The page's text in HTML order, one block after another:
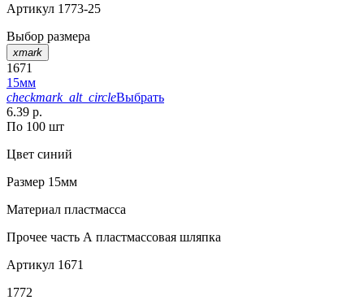
Артикул 1773-25
Выбор размера
xmark
1671
15мм
checkmark_alt_circleВыбрать
6.39 р.
По 100 шт
Цвет синий
Размер 15мм
Материал пластмасса
Прочее часть А пластмассовая шляпка
Артикул 1671
1772